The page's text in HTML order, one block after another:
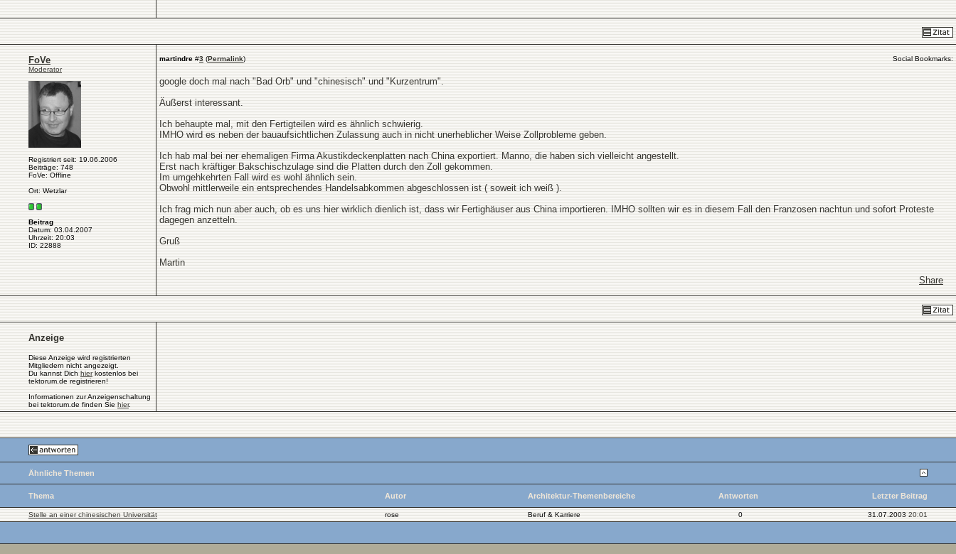
FoVe
Moderator
Registriert seit: 19.06.2006
Beiträge: 748
FoVe: Offline
Ort: Wetzlar
Beitrag
Datum: 03.04.2007
Uhrzeit: 20:03
ID: 22888
martindre #3 (Permalink) Social Bookmarks:
google doch mal nach "Bad Orb" und "chinesisch" und "Kurzentrum".
Äußerst interessant.
Ich behaupte mal, mit den Fertigteilen wird es ähnlich schwierig.
IMHO wird es neben der bauaufsichtlichen Zulassung auch in nicht unerheblicher Weise Zollprobleme geben.
Ich hab mal bei ner ehemaligen Firma Akustikdeckenplatten nach China exportiert. Manno, die haben sich vielleicht angestellt.
Erst nach kräftiger Bakschischzulage sind die Platten durch den Zoll gekommen.
Im umgehkehrten Fall wird es wohl ähnlich sein.
Obwohl mittlerweile ein entsprechendes Handelsabkommen abgeschlossen ist ( soweit ich weiß ).
Ich frag mich nun aber auch, ob es uns hier wirklich dienlich ist, dass wir Fertighäuser aus China importieren. IMHO sollten wir es in diesem Fall den Franzosen nachtun und sofort Proteste
dagegen anzetteln.
Gruß
Martin
Share
Anzeige
Diese Anzeige wird registrierten
Mitgliedern nicht angezeigt.
Du kannst Dich hierkostenlos bei
tektorum.de registrieren!
Informationen zur Anzeigenschaltung
bei tektorum.de finden Sie hier.
Ähnliche Themen
Thema Autor Architektur-Themenbereiche Antworten Letzter Beitrag
Stelle an einer chinesischen Universität rose Beruf & Karriere 0 31.07.2003 20:01